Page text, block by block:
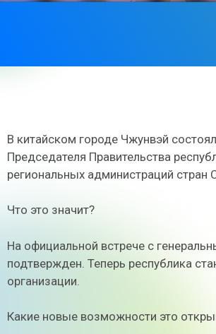
В китайском городе Чжунвэй
Председателя Правительства
региональных администраций
Что это значит?
На официальной встрече с
подтвержден. Теперь республика
организации.
Какие новые возможности это